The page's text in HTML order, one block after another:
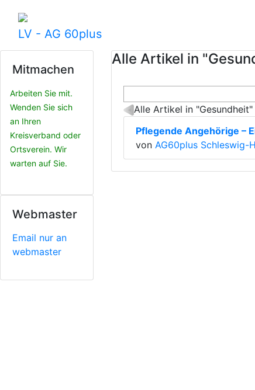
LV - AG 60plus
Mitmachen
Arbeiten Sie mit.
Wenden Sie sich
an Ihren
Kreisverband oder
Ortsverein. Wir
warten auf Sie.
Webmaster
Email nur an
webmaster
Alle Artikel in
Alle Artikel in "Gesundheit"
Pflegende Angehörige –
von AG60plus Schleswig-